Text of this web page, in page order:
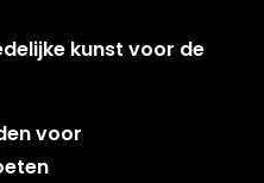
kunst voor de
voor